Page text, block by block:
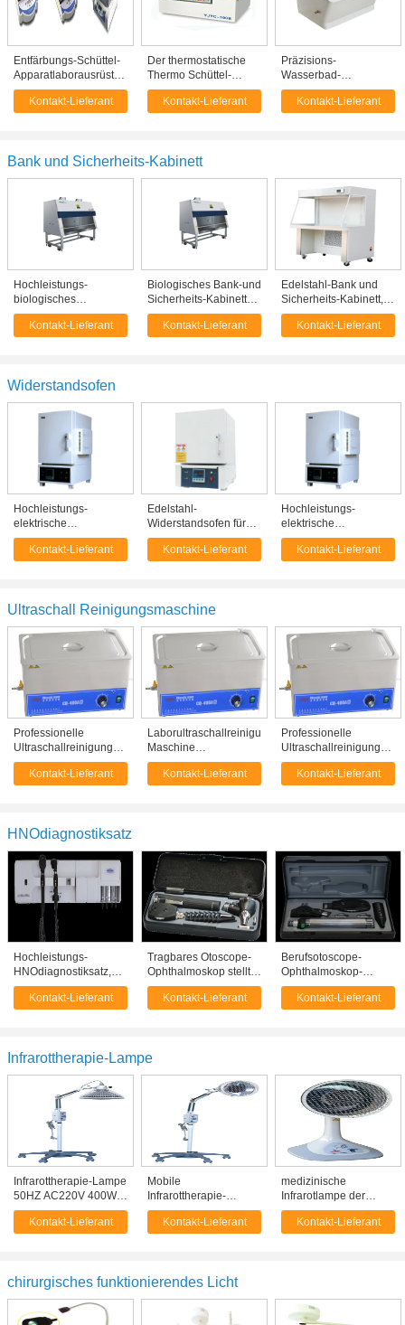
Entfärbungs-Schüttel-
Apparatlaborausrüstungs-
Überlastschutz für
biochemische
Kontakt-Lieferant
Der thermostatische
Thermo Schüttel-
Apparatbrutkasten-
Desktop mit Kapazität
Kontakt-Lieferant
Präzisions-
Wasserbad-
Brutkasten-Schüttel-
Apparat,
Kontakt-Lieferant
Bank und Sicherheits-Kabinett
Hochleistungs-
biologisches
Sicherheits-Kabinett
BHC II B2 mit
Kontakt-Lieferant
Biologisches Bank-und
Sicherheits-Kabinett
mit moderner Luft-
Reinigungs-
Kontakt-Lieferant
Edelstahl-Bank und
Sicherheits-Kabinett,
horizontale laminare
Strömungs-saubere
Kontakt-Lieferant
Widerstandsofen
Hochleistungs-
elektrische
Widerstandsofen-
korrosionsbeständige
Kontakt-Lieferant
Edelstahl-
Widerstandsofen für
Element-Analyse und
Diagnose
Kontakt-Lieferant
Hochleistungs-
elektrische
Widerstandsofen-
korrosionsbeständige
Kontakt-Lieferant
Ultraschall Reinigungsmaschine
Professionelle
Ultraschallreinigungs-
Maschine mit Digital-
Timer u. -heizung
Kontakt-Lieferant
Laborultraschallreinigungs-
Maschine
korrosionsbeständiges
CER genehmigt
Kontakt-Lieferant
Professionelle
Ultraschallreinigungs-
Maschine mit Digital-
Timer u. -heizung
Kontakt-Lieferant
HNOdiagnostiksatz
Hochleistungs-
HNOdiagnostiksatz,
Otoscope-
Ophthalmoskop
Kontakt-Lieferant
Tragbares Otoscope-
Ophthalmoskop stellte
mit großer
Stelle/kleiner Stellen-
Kontakt-Lieferant
Berufsotoscope-
Ophthalmoskop-
Diagnose eingestellt
für Medizinstudenten
Kontakt-Lieferant
Infrarottherapie-Lampe
Infrarottherapie-Lampe
50HZ AC220V 400W,
Infrarotstrahlentherapie-
Lampe
Kontakt-Lieferant
Mobile
Infrarottherapie-
Lampe, Infrarotgeräte
der Lichttherapie-
Kontakt-Lieferant
medizinische
Infrarotlampe der
therapie-400W für
teilweise Behandlung
Kontakt-Lieferant
chirurgisches funktionierendes Licht